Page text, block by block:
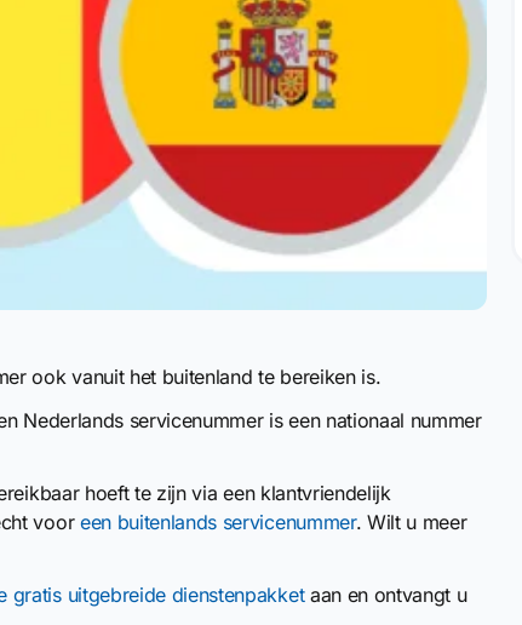
ook vanuit het buitenland te bereiken is.
Nederlands servicenummer is een nationaal nummer
hoeft te zijn via een klantvriendelijk
voor een buitenlands servicenummer. Wilt u meer
gratis uitgebreide dienstenpakketaan en ontvangt u